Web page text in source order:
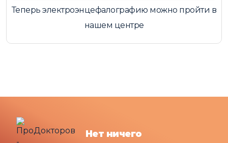
Теперь электроэнцефалографию можно пройти в
нашем центре
Нет ничего